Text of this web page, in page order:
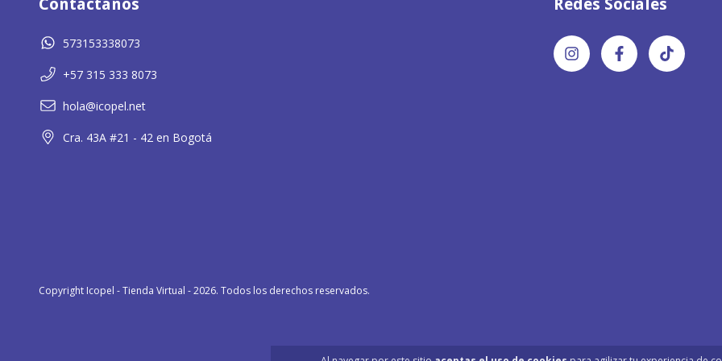
Contáctanos
573153338073
+57 315 333 8073
hola@icopel.net
Cra. 43A #21 - 42 en Bogotá
Redes Sociales
Copyright Icopel - Tienda Virtual - 2026. Todos los derechos reservados.